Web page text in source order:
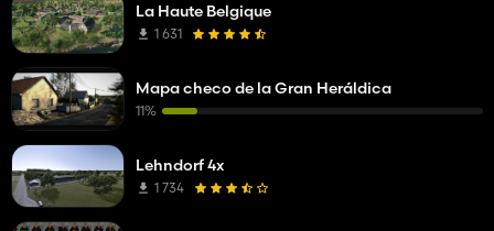
La Haute Belgique
1 631
Mapa checo de la Gran Heráldica
11%
Lehndorf 4x
1 734